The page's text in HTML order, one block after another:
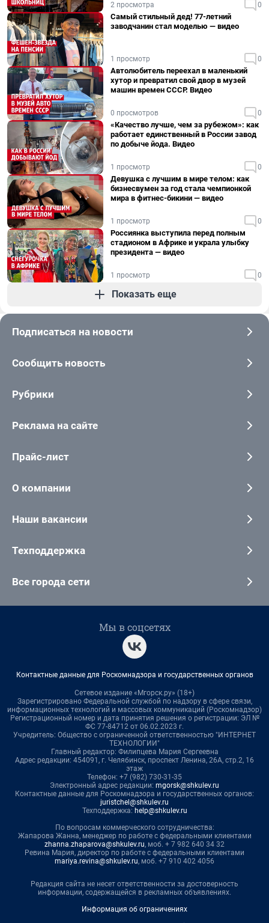
2 просмотра 0
Самый стильный дед! 77-летний
заводчанин стал моделью — видео
1 просмотр 0
Автолюбитель переехал в маленький
хутор и превратил свой двор в музей
машин времен СССР. Видео
0 просмотров 0
«Качество лучше, чем за рубежом»: как
работает единственный в России завод
по добыче йода. Видео
1 просмотр 0
Девушка с лучшим в мире телом: как
бизнесвумен за год стала чемпионкой
мира в фитнес-бикини — видео
1 просмотр 0
Россиянка выступила перед полным
стадионом в Африке и украла улыбку
президента — видео
1 просмотр 0
Показать еще
Подписаться на новости
Сообщить новость
Рубрики
Реклама на сайте
Прайс-лист
О компании
Наши вакансии
Техподдержка
Все города сети
Мы в соцсетях
Контактные данные для Роскомнадзора и государственных органов
Сетевое издание «Мгорск.ру» (18+)
Зарегистрировано Федеральной службой по надзору в сфере связи,
информационных технологий и массовых коммуникаций (Роскомнадзор)
Регистрационный номер и дата принятия решения о регистрации: ЭЛ №
ФС 77-84712 от 06.02.2023 г.
Учредитель: Общество с ограниченной ответственностью "ИНТЕРНЕТ
ТЕХНОЛОГИИ"
Главный редактор: Филипцева Мария Сергеевна
Адрес редакции: 454091, г. Челябинск, проспект Ленина, 26А, стр.2, 16
этаж
Телефон: +7 (982) 730-31-35
Электронный адрес редакции: mgorsk@shkulev.ru
Контактные данные для Роскомнадзора и государственных органов:
juristchel@shkulev.ru
Техподдержка: help@shkulev.ru
По вопросам коммерческого сотрудничества:
Жапарова Жанна, менеджер по работе с федеральными клиентами
zhanna.zhaparova@shkulev.ru, моб. + 7 982 640 34 32
Ревина Мария, директор по работе с федеральными клиентами
mariya.revina@shkulev.ru, моб. +7 910 402 4056
Редакция сайта не несет ответственности за достоверность
информации, содержащейся в рекламных объявлениях.
Информация об ограничениях